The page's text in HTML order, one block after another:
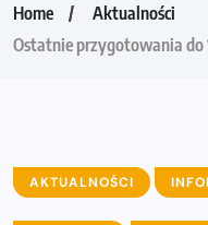
Home
Aktualności
Ostatnie przygotowania do
AKTUALNOŚCI